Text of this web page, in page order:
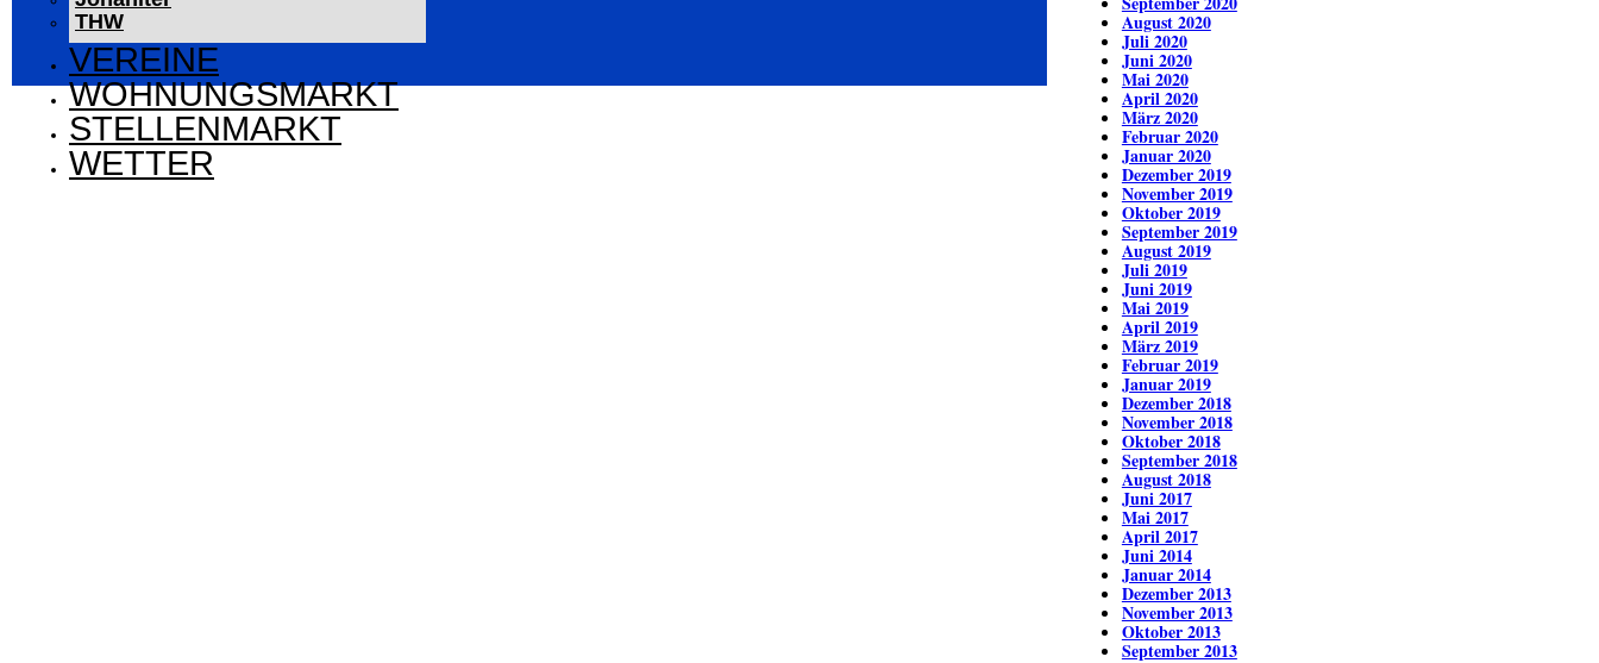
THW
VEREINE
WOHNUNGSMARKT
STELLENMARKT
WETTER
August 2020
Juli 2020
Juni 2020
Mai 2020
April 2020
März 2020
Februar 2020
Januar 2020
Dezember 2019
November 2019
Oktober 2019
September 2019
August 2019
Juli 2019
Juni 2019
Mai 2019
April 2019
März 2019
Februar 2019
Januar 2019
Dezember 2018
November 2018
Oktober 2018
September 2018
August 2018
Juni 2017
Mai 2017
April 2017
Juni 2014
Januar 2014
Dezember 2013
November 2013
Oktober 2013
September 2013